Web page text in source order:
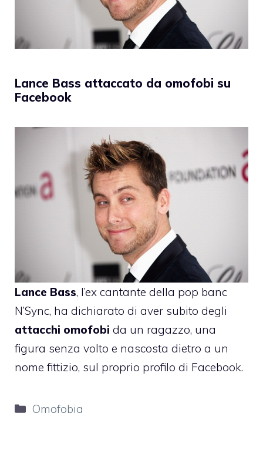
Lance Bass attaccato da omofobi su
Facebook
Lance Bass, l’ex cantante della pop banc
N’Sync, ha dichiarato di aver subito degli
attacchi omofobi da un ragazzo, una
figura senza volto e nascosta dietro a un
nome fittizio, sul proprio profilo di Facebook.
Categorie
Omofobia